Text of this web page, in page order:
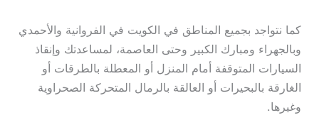
كما نتواجد بجميع المناطق في الكويت في الفروانية والأحمدي
وبالجهراء ومبارك الكبير وحتى العاصمة، لمساعدتك وإنقاذ
السيارات المتوقفة أمام المنزل أو المعطلة بالطرقات أو
الغارقة بالبحيرات أو العالقة بالرمال المتحركة الصحراوية
وغيرها.